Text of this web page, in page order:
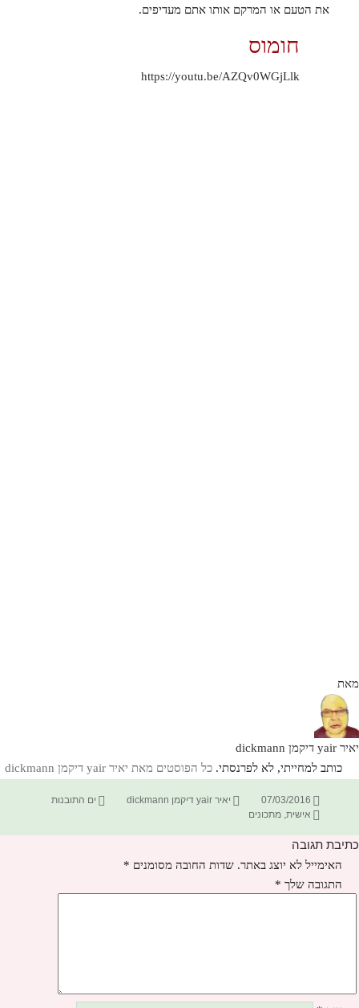
את הטעם או המרקם אותו אתם מעדיפים.
חומוס
https://youtu.be/AZQv0WGjLlk
מאת
יאיר yair דיקמן dickmann
כותב למחייתי, לא לפרנסתי. כל הפוסטים מאת יאיר yair דיקמן dickmann‏
פורסם
בתאריך
07/03/2016 מחבר
יאיר yair דיקמן dickmann קטגוריות
ים התובנות
תגיות
אישית,מתכונים
כתיבת תגובה
האימייל לא יוצג באתר. שדות החובה מסומנים *
התגובה שלך *